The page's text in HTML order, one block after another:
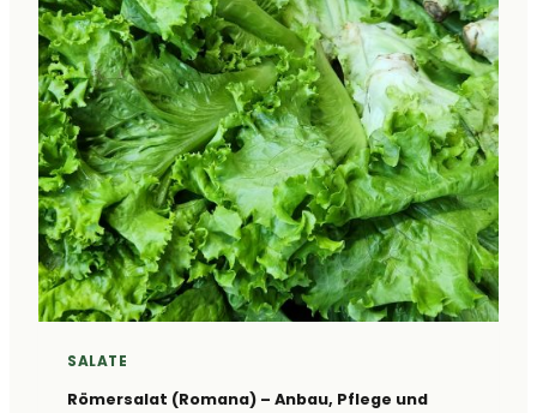
SALATE
Römersalat (Romana) – Anbau, Pflege und